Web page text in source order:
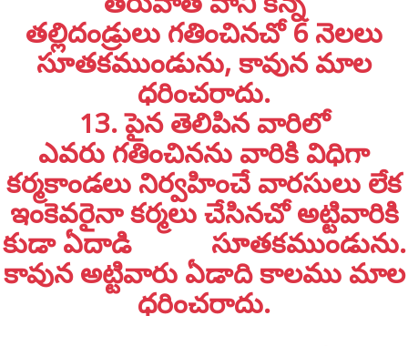
తరువాత వాని కన్న
తల్లిదండ్రులు గతించినచో 6 నెలలు
సూతకముండును, కావున మాల
ధరించరాదు.
13. పైన తెలిపిన వారిలో
ఎవరు గతించినను వారికి విధిగా
కర్మకాండలు నిర్వహించే వారసులు లేక
ఇంకెవరైనా కర్మలు చేసినచో అట్టివారికి
కుడా ఏదాడి సూతకముండును.
కావున అట్టివారు ఏడాది కాలము మాల
ధరించరాదు.